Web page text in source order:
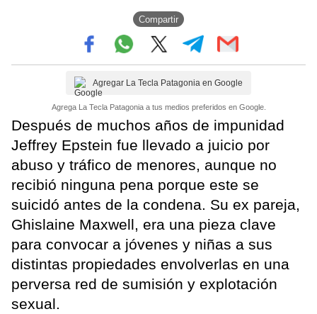
Compartir
Agregar La Tecla Patagonia en Google
Agrega La Tecla Patagonia a tus medios preferidos en Google.
Después de muchos años de impunidad
Jeffrey Epstein fue llevado a juicio por
abuso y tráfico de menores, aunque no
recibió ninguna pena porque este se
suicidó antes de la condena. Su ex pareja,
Ghislaine Maxwell, era una pieza clave
para convocar a jóvenes y niñas a sus
distintas propiedades envolverlas en una
perversa red de sumisión y explotación
sexual.